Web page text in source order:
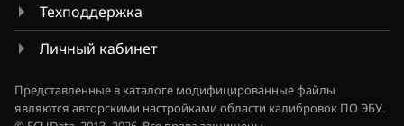
Dongfeng
Exeed
FAW
Granta, Datsun 11186 1411020-90
Granta, Datsun 21126 1411020-08
Granta, Datsun 21127 1411020-38
Техподдержка
Личный кабинет
Представленные в каталоге модифицированные файлы
являются авторскими настройками области калибровок ПО ЭБУ.